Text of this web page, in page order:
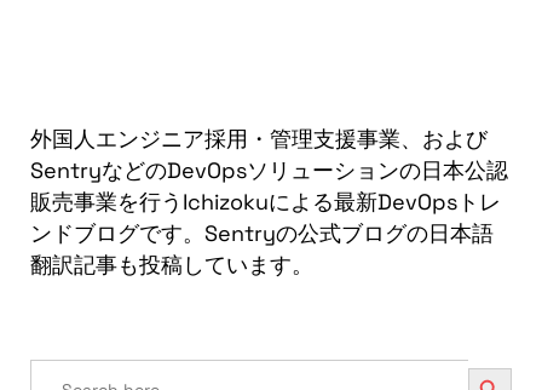
外国人エンジニア採用・管理支援事業、および
SentryなどのDevOpsソリューションの日本公認
販売事業を行うIchizokuによる最新DevOpsトレ
ンドブログです。Sentryの公式ブログの日本語
翻訳記事も投稿しています。
Search